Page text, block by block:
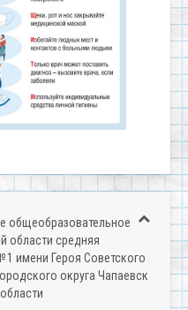
общеобразовательное
области средняя
имени Героя Советского
округа Чапаевск